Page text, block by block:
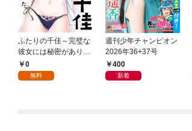
ふたりの千佳～完璧な
彼女には秘密がありま
した(1)
0
無料
週刊少年チャンピオン
2026年36+37号
400
新着